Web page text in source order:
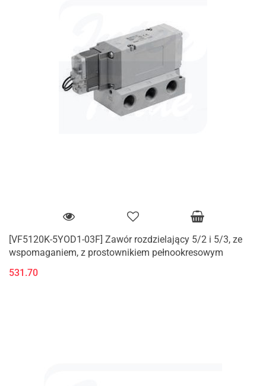
[VF5120K-5YOD1-03F] Zawór rozdzielający 5/2 i 5/3, ze
wspomaganiem, z prostownikiem pełnookresowym
531.70